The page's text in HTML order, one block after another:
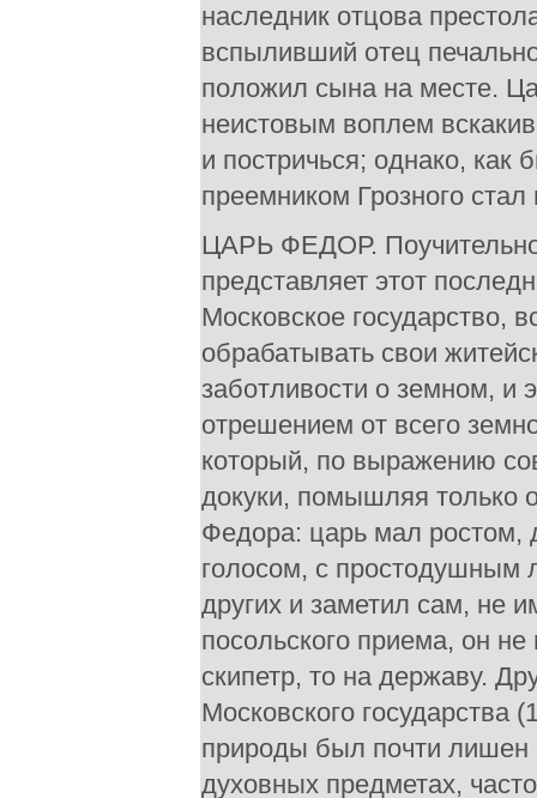
наследник отцова
вспыливший отец
положил сына на месте.
неистовым воплем
и постричься; однако, как
преемником Грозного
ЦАРЬ ФЕДОР.
представляет этот
Московское государство,
обрабатывать свои
заботливости о земном, и
отрешением от всего
который, по выражению
докуки, помышляя только
Федора: царь мал ростом,
голосом, с простодушным
других и заметил сам, не
посольского приема, он
скипетр, то на державу.
Московского государства
природы был почти лишен
духовных предметах,